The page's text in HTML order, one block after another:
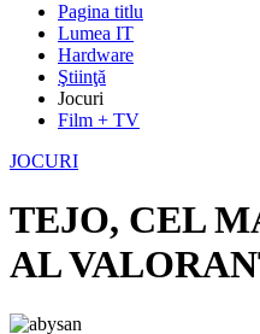
Pagina titlu
Lumea IT
Hardware
Ştiinţă
Jocuri
Film + TV
JOCURI
TEJO, CEL
AL